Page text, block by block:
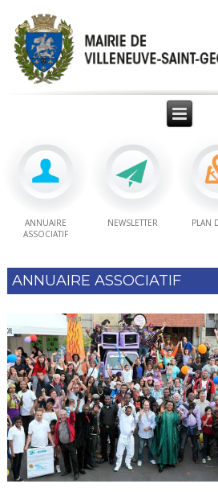
ANNUAIRE
ASSOCIATIF
NEWSLETTER PLAN
ANNUAIRE ASSOCIATIF